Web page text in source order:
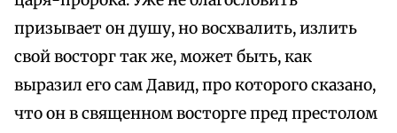
призывает он душу, но восхвалить, излить
свой восторг так же, может быть, как
выразил его сам Давид, про которого сказано,
что он в священном восторге пред престолом